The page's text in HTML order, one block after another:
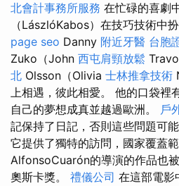
北會計事務所服務 在忙碌的喜劇
（LászlóKabos）在技巧技術中
page seo Danny 附近牙醫 台胞
Zuko（John 西屯肩頸放鬆
北 Olsson（Olivia 士林推拿技術
上相遇，彼此相愛。 他的口袋裡
自己的夢想成真並越過歐洲。 戶
記保持了日記，否則這些問題可
它提供了獨特的訪問，國家覆蓋
AlfonsoCuarón的導演的作品也
奧斯卡獎。 禮儀公司 在這部電影